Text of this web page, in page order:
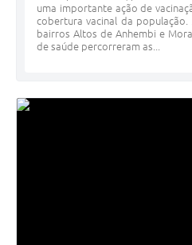
uma importante ação de
cobertura vacinal da população.
bairros Altos de Anhembi e
de saúde percorreram as...